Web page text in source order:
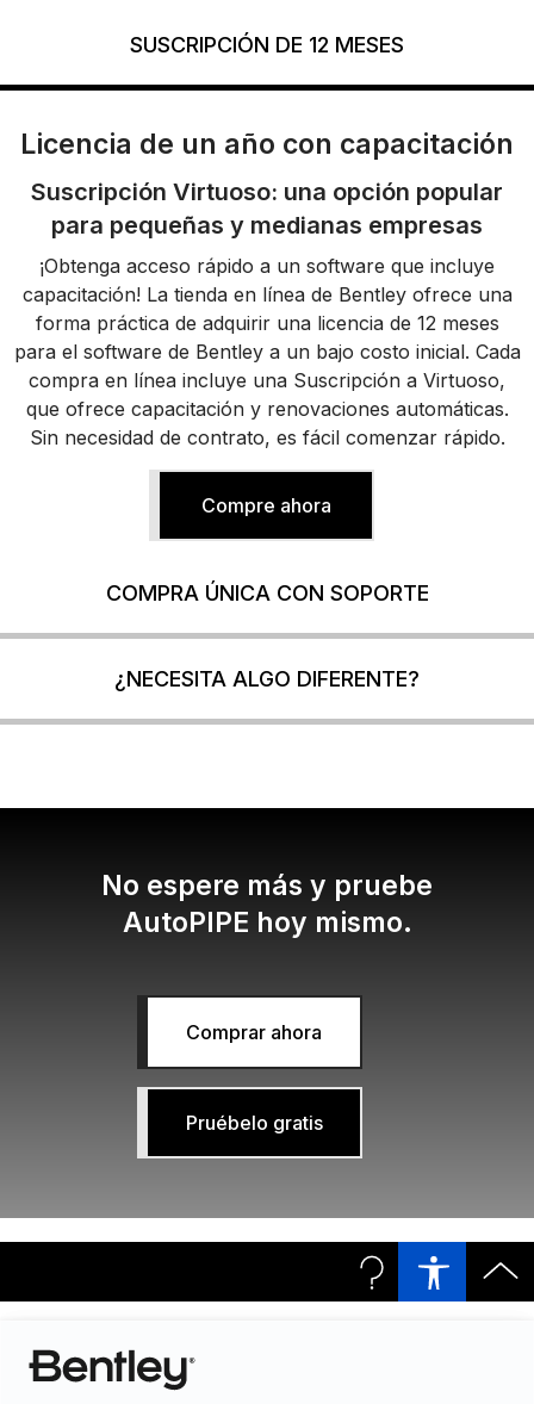
SUSCRIPCIÓN DE 12 MESES
COMPRA ÚNICA CON SOPORTE
¿NECESITA ALGO DIFERENTE?
Licencia de un año con capacitación
Suscripción Virtuoso: una opción popular
para pequeñas y medianas empresas
¡Obtenga acceso rápido a un software que incluye
capacitación! La tienda en línea de Bentley ofrece una
forma práctica de adquirir una licencia de 12 meses
para el software de Bentley a un bajo costo inicial. Cada
compra en línea incluye una Suscripción a Virtuoso,
que ofrece capacitación y renovaciones automáticas.
Sin necesidad de contrato, es fácil comenzar rápido.
Compre ahora
No espere más y pruebe
AutoPIPE hoy mismo.
Comprar ahora
Pruébelo gratis